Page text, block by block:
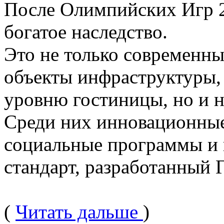
После Олимпийских Игр
богатое наследство.
Это не только
объекты
уровню гостиницы, но и
Среди них
социальные программы и
стандарт,
( Читать дальше )